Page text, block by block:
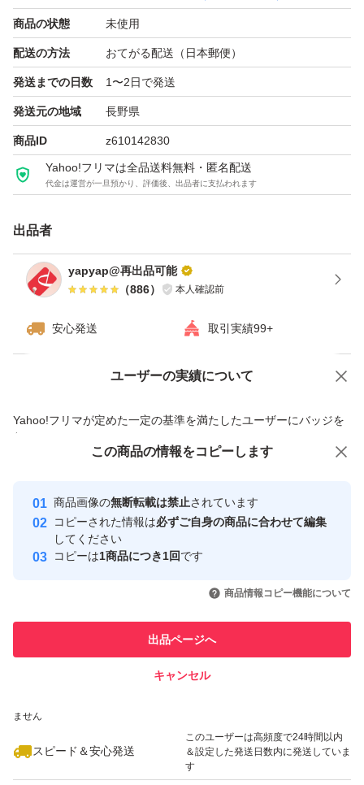
商品の状態 未使用
配送の方法 おてがる配送（日本郵便）
発送までの日数 1〜2日で発送
発送元の地域 長野県
商品ID z610142830
Yahoo!フリマは全品送料無料・匿名配送
代金は運営が一旦預かり、評価後、出品者に支払われます
出品者
yapyap@再出品可能
（886） 本人確認前
安心発送 取引実績99+
ユーザーの実績について
Yahoo!フリマが定めた一定の基準を満たしたユーザーにバッジを
付与しています
安心取引出品者
心・安全なユーザーです
取引実績
引を完了させた実績があります
での取引実績があります
ません
スピード＆安心発送
このユーザーは高頻度で24時間以内
＆設定した発送日数内に発送していま
す
価格の相談 商品への質問
この商品の情報をコピーします
商品画像の無断転載は禁止されています
コピーされた情報は必ずご自身の商品に合わせて編集
してください
コピーは1商品につき1回です
商品情報コピー機能について
出品ページへ
キャンセル
この商品をみている人にオススメ